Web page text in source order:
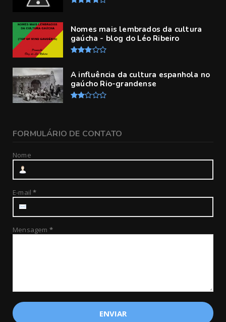
Nomes mais lembrados da cultura
gaúcha - blog do Léo Ribeiro
A influência da cultura espanhola no
gaúcho Rio-grandense
FORMULÁRIO DE CONTATO
Nome
E-mail*
Mensagem *